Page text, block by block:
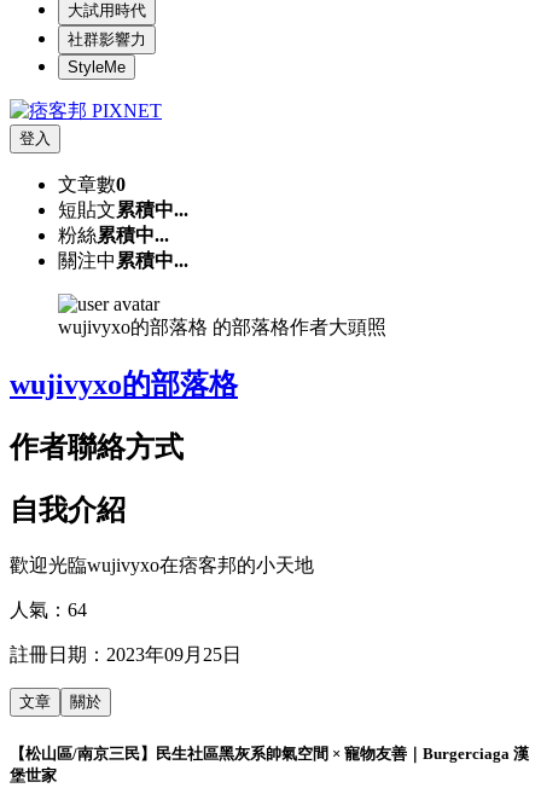
大試用時代
社群影響力
StyleMe
登入
文章數0
短貼文累積中...
粉絲累積中...
關注中 累積中...
wujivyxo的部落格 的部落格作者大頭照
wujivyxo的部落格
作者聯絡方式
自我介紹
歡迎光臨wujivyxo在痞客邦的小天地
人氣： 64
註冊日期： 2023年09月25日
文章 關於
【松山區/南京三民】民生社區黑灰系帥氣空間 × 寵物友善｜Burgerciaga 漢
堡世家